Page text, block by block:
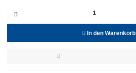
In den Warenkorb